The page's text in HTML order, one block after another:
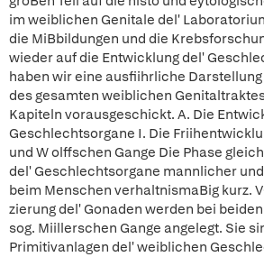
im weiblichen Genitale del'
die MiBbildungen und die
wieder auf die Entwicklung del'
haben wir eine ausfiihrliche
des gesamten weiblichen
Kapiteln vorausgeschickt. A. Die
Geschlechtsorgane I. Die
und W olffschen Gange Die Phase
del' Geschlechtsorgane mannlicher
beim Menschen verhaltnismaBig kurz.
zierung del' Gonaden werden bei
sog. Miillerschen Gange angelegt. Sie
Primitivanlagen del' weiblichen